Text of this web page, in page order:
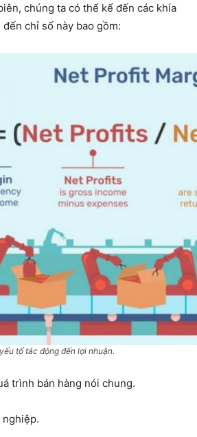
chúng ta có thể kể đến các khía
chỉ số này bao gồm:
tố tác động đến lợi nhuận.
trình bán hàng nói chung.
nghiệp.